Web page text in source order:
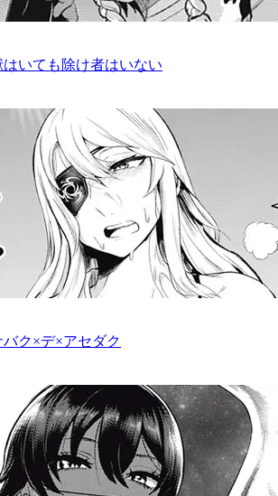
いても除け者はいない
ク×デ×アセダク